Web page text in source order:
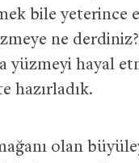
bile
ne derdiniz?
yüzmeyi hayal
hazırladık.
olan